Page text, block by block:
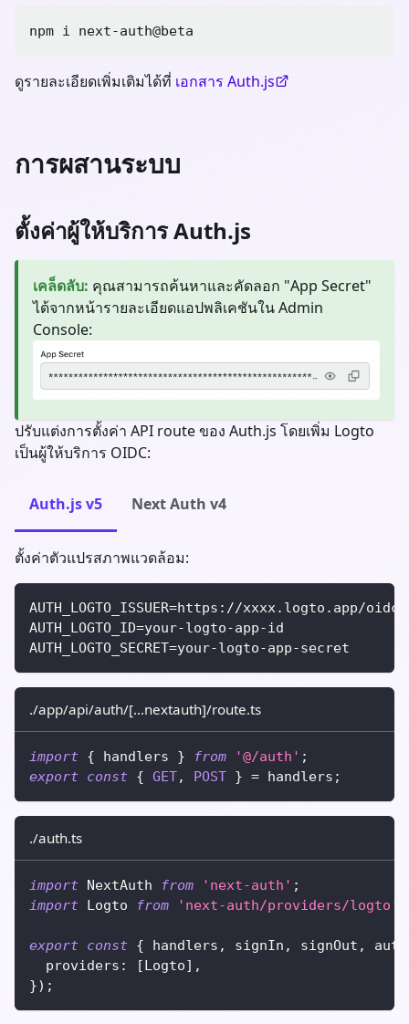
npm i next-auth@beta
ดูรายละเอียดเพิ่มเติมได้ที่ เอกสาร Auth.js
การผสานระบบ
ตั้งค่าผู้ให้บริการ Auth.js
เคล็ดลับ: คุณสามารถค้นหาและคัดลอก "App Secret"
ได้จากหน้ารายละเอียดแอปพลิเคชันใน Admin
Console:
ปรับแต่งการตั้งค่า API route ของ Auth.js โดยเพิ่ม Logto
เป็นผู้ให้บริการ OIDC:
Auth.js v5 Next Auth v4
ตั้งค่าตัวแปรสภาพแวดล้อม:
AUTH_LOGTO_ISSUER=https://xxxx.logto.app/oidc
AUTH_LOGTO_ID=your-logto-app-id
AUTH_LOGTO_SECRET=your-logto-app-secret
./app/api/auth/[...nextauth]/route.ts
import { handlers } from '@/auth' ;
export const { GET, POST } = handlers ;
./auth.ts
import NextAuth from 'next-auth' ;
import Logto from 'next-auth/providers/logto'
export const { handlers , signIn , signOut ,
  providers
: [Logto] ,
}) ;